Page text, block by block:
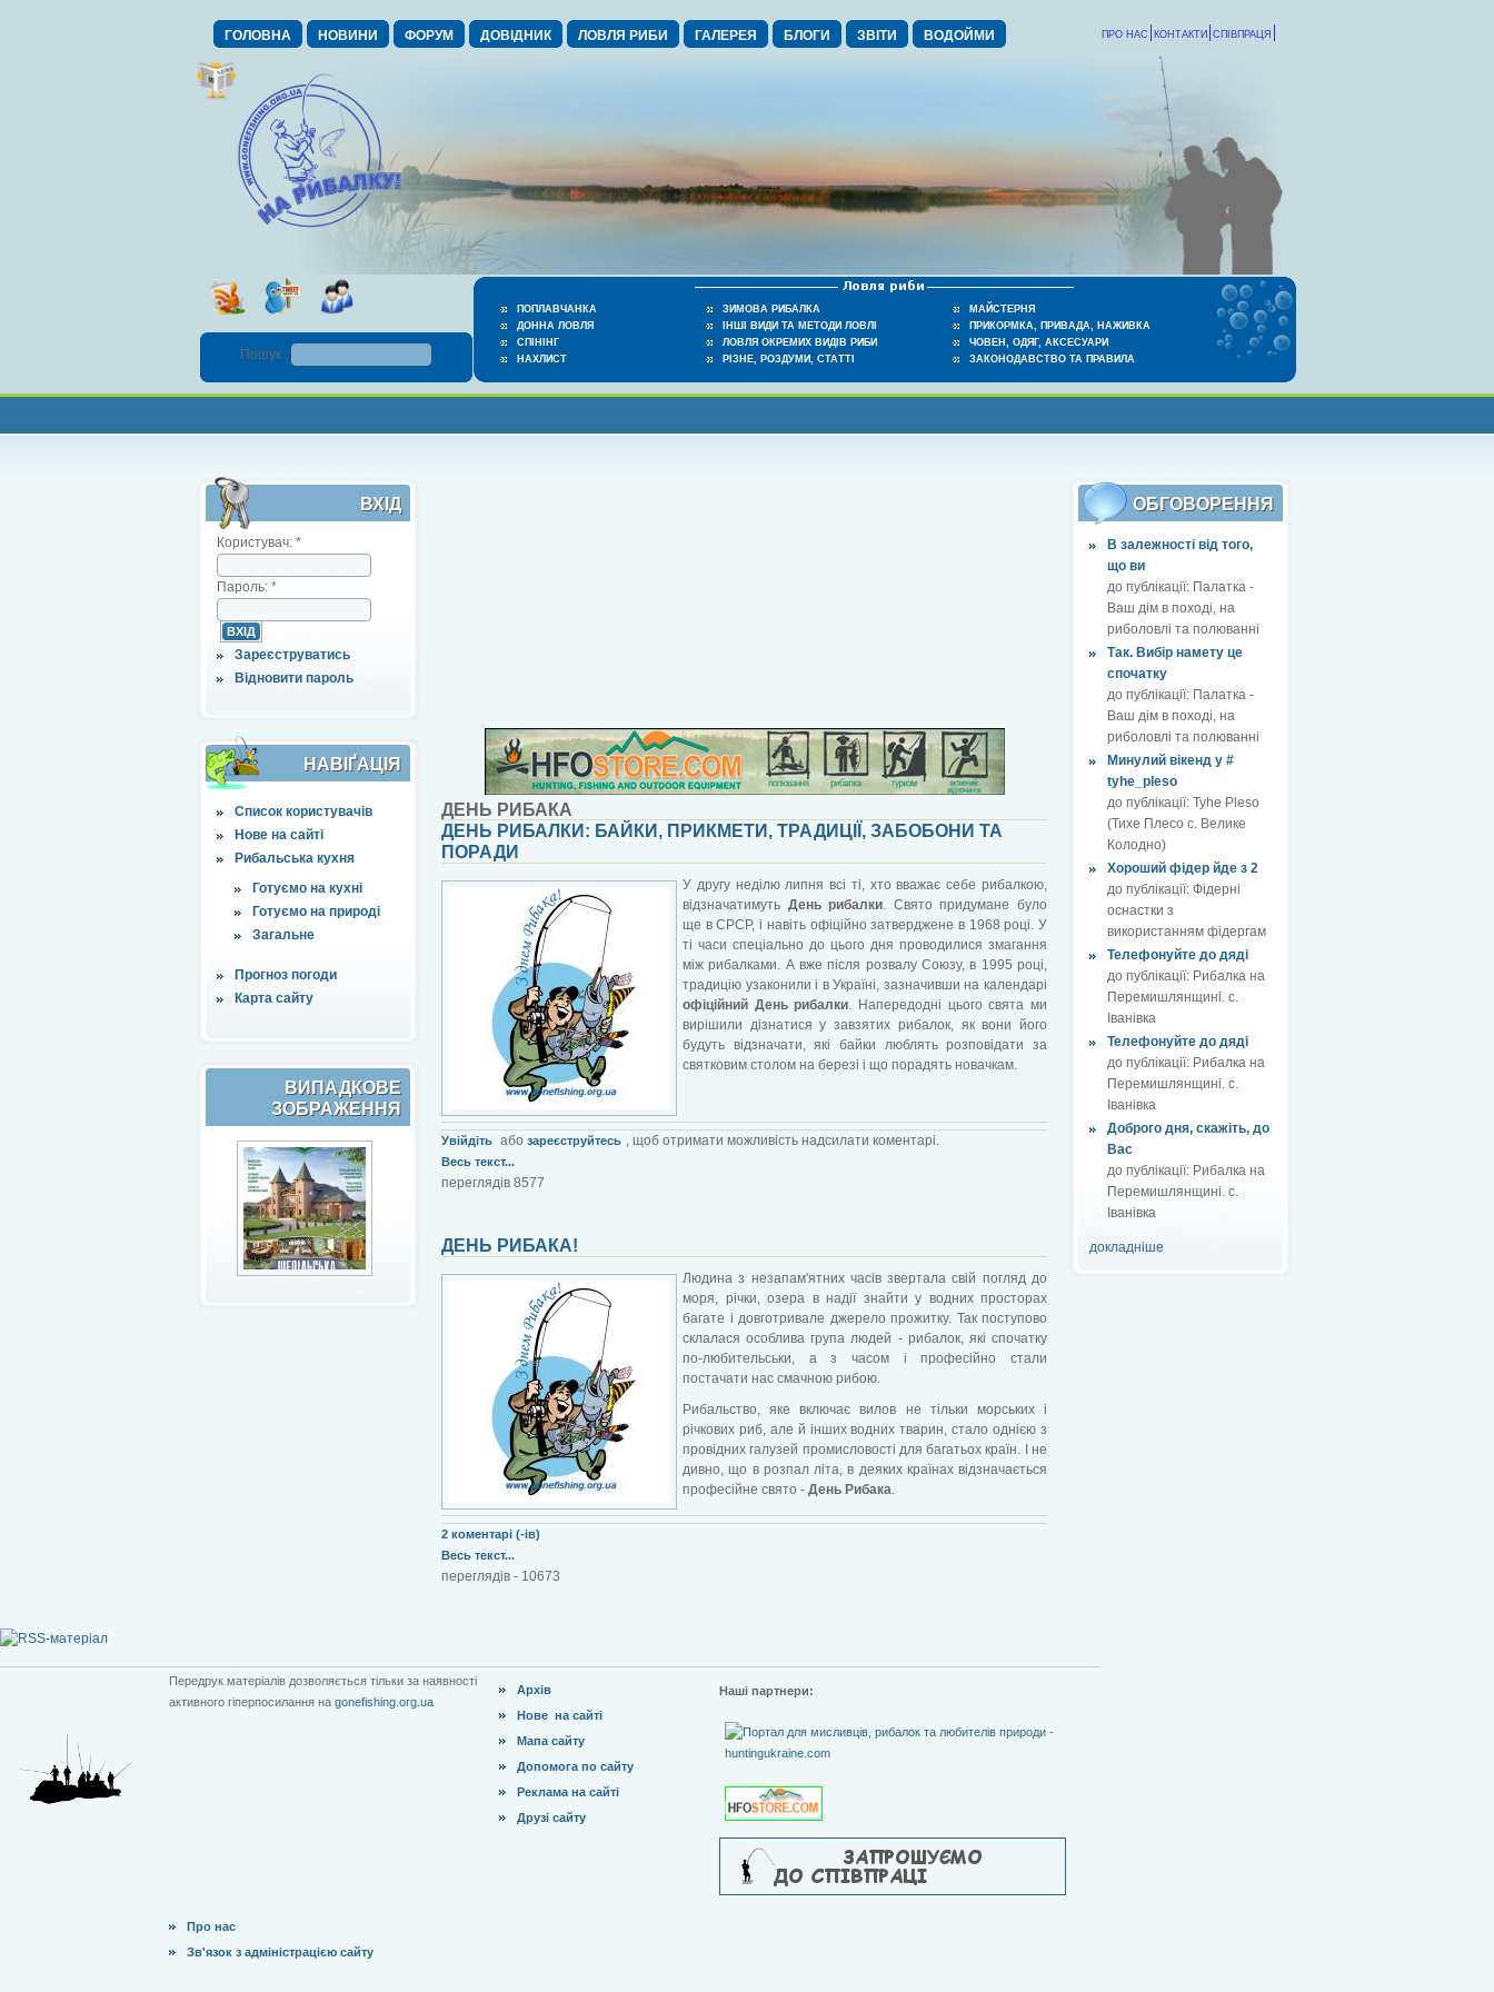
ГОЛОВНА НОВИНИ ФОРУМ ДОВІДНИК ЛОВЛЯ РИБИ ГАЛЕРЕЯ БЛОГИ ЗВІТИ ВОДОЙМИ СПІВПРАЦЯ
КОНТАКТИ
ПРО НАС
ПОПЛАВЧАНКА
ДОННА ЛОВЛЯ
СПІНІНГ
НАХЛИСТ
ЗИМОВА РИБАЛКА
ІНШІ ВИДИ ТА МЕТОДИ ЛОВЛІ
ЛОВЛЯ ОКРЕМИХ ВИДІВ РИБИ
РІЗНЕ, РОЗДУМИ, СТАТТІ
МАЙСТЕРНЯ
ПРИКОРМКА, ПРИВАДА, НАЖИВКА
ЧОВЕН, ОДЯГ, АКСЕСУАРИ
ЗАКОНОДАВСТВО ТА ПРАВИЛА
Пошук :
ВХІД
Користувач: *
Пароль: *
Зареєструватись
Відновити пароль
НАВІҐАЦІЯ
Список користувачів
Нове на сайті
Рибальська кухня
Готуємо на кухні
Готуємо на природі
Загальне
Прогноз погоди
Карта сайту
ВИПАДКОВЕ
ЗОБРАЖЕННЯ
ОБГОВОРЕННЯ
В залежності від того,
що ви
до публікації: Палатка -
Ваш дім в поході, на
риболовлі та полюванні
Так. Вибір намету це
спочатку
до публікації: Палатка -
Ваш дім в поході, на
риболовлі та полюванні
Минулий вікенд у #
tyhe_pleso
до публікації: Tyhe Pleso
(Тихе Плесо с. Велике
Колодно)
Хороший фідер йде з 2
до публікації: Фідерні
оснастки з
використанням фідергам
Телефонуйте до дяді
до публікації: Рибалка на
Перемишлянщині. с.
Іванівка
Телефонуйте до дяді
до публікації: Рибалка на
Перемишлянщині. с.
Іванівка
Доброго дня, скажіть, до
Вас
до публікації: Рибалка на
Перемишлянщині. с.
Іванівка
докладніше
ДЕНЬ РИБАКА
ДЕНЬ РИБАЛКИ: БАЙКИ, ПРИКМЕТИ, ТРАДИЦІЇ, ЗАБОБОНИ ТА
ПОРАДИ
У другу неділю липня всі ті, хто вважає себе рибалкою,
відзначатимуть День рибалки. Свято придумане було
ще в СРСР, і навіть офіційно затверджене в 1968 році. У
ті часи спеціально до цього дня проводилися змагання
між рибалками. А вже після розвалу Союзу, в 1995 році,
традицію узаконили і в Україні, зазначивши на календарі
офіційний День рибалки. Напередодні цього свята ми
вирішили дізнатися у завзятих рибалок, як вони його
будуть відзначати, які байки люблять розповідати за
святковим столом на березі і що порадять новачкам.
Увійдіть або зареєструйтесь , щоб отримати можливість надсилати коментарі.
Весь текст...
переглядів 8577
ДЕНЬ РИБАКА!
Людина з незапам'ятних часів звертала свій погляд до
моря, річки, озера в надії знайти у водних просторах
багате і довготривале джерело прожитку. Так поступово
склалася особлива група людей - рибалок, які спочатку
по-любительськи, а з часом і професійно стали
постачати нас смачною рибою.
Рибальство, яке включає вилов не тільки морських і
річкових риб, але й інших водних тварин, стало однією з
провідних галузей промисловості для багатьох країн. І не
дивно, що в розпал літа, в деяких країнах відзначається
професійне свято - День Рибака.
2 коментарі (-ів)
Весь текст...
переглядів - 10673
Передрук матеріалів дозволяється тільки за наявності
активного гіперпосилання на gonefishing.org.ua
Архів
Нове на сайті
Мапа сайту
Допомога по сайту
Реклама на сайті
Друзі сайту
Наші партнери:
Про нас
Зв'язок з адміністрацією сайту